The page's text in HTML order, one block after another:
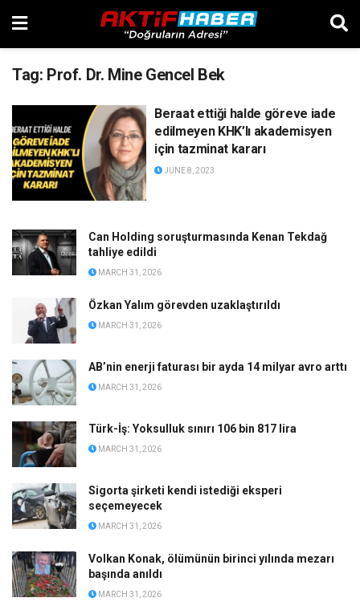
Tag: Prof. Dr. Mine Gencel Bek
Beraat ettiği halde göreve iade
edilmeyen KHK’lı akademisyen
için tazminat kararı
JUNE 8, 2023
Can Holding soruşturmasında Kenan Tekdağ
tahliye edildi
MARCH 31, 2026
Özkan Yalım görevden uzaklaştırıldı
MARCH 31, 2026
AB’nin enerji faturası bir ayda 14 milyar avro arttı
MARCH 31, 2026
Türk-İş: Yoksulluk sınırı 106 bin 817 lira
MARCH 31, 2026
Sigorta şirketi kendi istediği eksperi
seçemeyecek
MARCH 31, 2026
Volkan Konak, ölümünün birinci yılında mezarı
başında anıldı
MARCH 31, 2026